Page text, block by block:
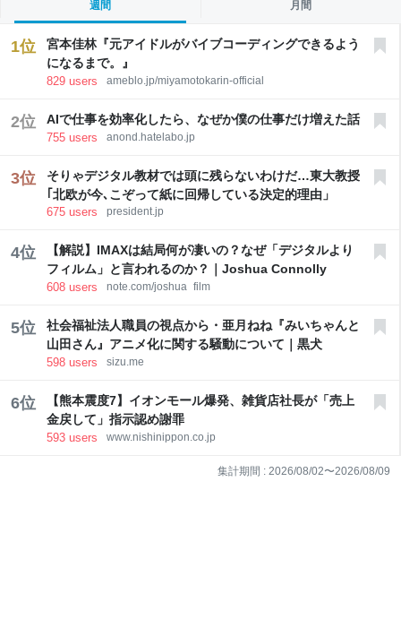
日の夜、官邸の公式アカウントでＸ（旧ツイッター）
などに投稿された。首相を中心にさまざまなアングル
から撮影され、ヘリコプターで上空から視察する場面
などを収録。被災者と握手する映像がスローモーショ
ン加工され、被災者から首相に向けた「全部が全部あ
週間 月間
1位
宮本佳林『元アイドルがバイブコーディングできるよう
になるまで。』
829 users ameblo.jp/miyamotokarin-official
2位 AIで仕事を効率化したら、なぜか僕の仕事だけ増えた話
755 users anond.hatelabo.jp
3位
そりゃデジタル教材では頭に残らないわけだ…東大教授
｢北欧が今､こぞって紙に回帰している決定的理由」
675 users president.jp
4位
【解説】IMAXは結局何が凄いの？なぜ「デジタルより
フィルム」と言われるのか？｜Joshua Connolly
608 users note.com/joshua_film
5位
社会福祉法人職員の視点から・亜月ねね『みいちゃんと
山田さん』アニメ化に関する騒動について｜黒犬
598 users sizu.me
6位
【熊本震度7】イオンモール爆発、雑貨店社長が「売上
金戻して」指示認め謝罪
593 users www.nishinippon.co.jp
集計期間 : 2026/08/02〜2026/08/09